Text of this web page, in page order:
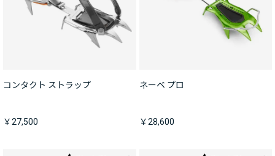
コンタクト ストラップ
￥27,500
ネーベ プロ
￥28,600